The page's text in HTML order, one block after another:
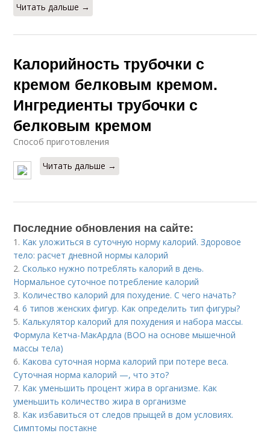
Читать дальше →
Калорийность трубочки с
кремом белковым кремом.
Ингредиенты трубочки с
белковым кремом
Способ приготовления
Читать дальше →
Последние обновления на сайте:
1. Как уложиться в суточную норму калорий. Здоровое
тело: расчет дневной нормы калорий
2.Сколько нужно потреблять калорий в день.
Нормальное суточное потребление калорий
3. Количество калорий для похудение. С чего начать?
4.6 типов женских фигур. Как определить тип фигуры?
5. Калькулятор калорий для похудения и набора массы.
Формула Кетча-МакАрдла (ВОО на основе мышечной
массы тела)
6. Какова суточная норма калорий при потере веса.
Суточная норма калорий —, что это?
7. Как уменьшить процент жира в организме. Как
уменьшить количество жира в организме
8. Как избавиться от следов прыщей в дом условиях.
Симптомы постакне